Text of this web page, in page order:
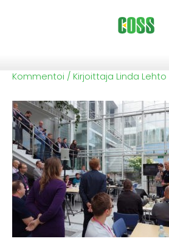
Kommentoi / Kirjoittaja Linda Lehto